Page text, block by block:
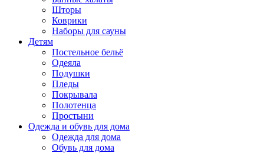
Шторы
Коврики
Наборы для сауны
Детям
Постельное бельё
Одеяла
Подушки
Пледы
Покрывала
Полотенца
Простыни
Одежда и обувь для дома
Одежда для дома
Обувь для дома